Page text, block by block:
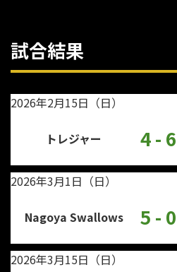
試合結果
2026年2月15日（日）
トレジャー 4 - 6
2026年3月1日（日）
Nagoya Swallows 5 - 0
2026年3月15日（日）